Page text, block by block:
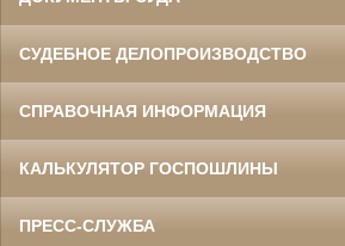
СУДЕБНОЕ ДЕЛОПРОИЗВОДСТВО
СПРАВОЧНАЯ ИНФОРМАЦИЯ
КАЛЬКУЛЯТОР ГОСПОШЛИНЫ
ПРЕСС-СЛУЖБА